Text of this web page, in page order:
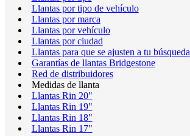
Llantas por tipo de vehículo
Llantas por marca
Llantas por vehículo
Llantas por ciudad
Llantas para que se ajusten a tu búsqueda
Garantías de llantas Bridgestone
Red de distribuidores
Medidas de llanta
Llantas Rin 20"
Llantas Rin 19"
Llantas Rin 18"
Llantas Rin 17"